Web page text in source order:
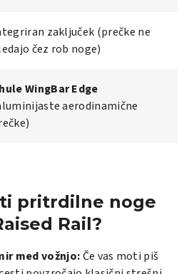
zaključek (prečke ne
čez rob noge)
WingBar Edge
aerodinamične
pritrdilne noge
Rail?
med vožnjo:Če vas moti piš